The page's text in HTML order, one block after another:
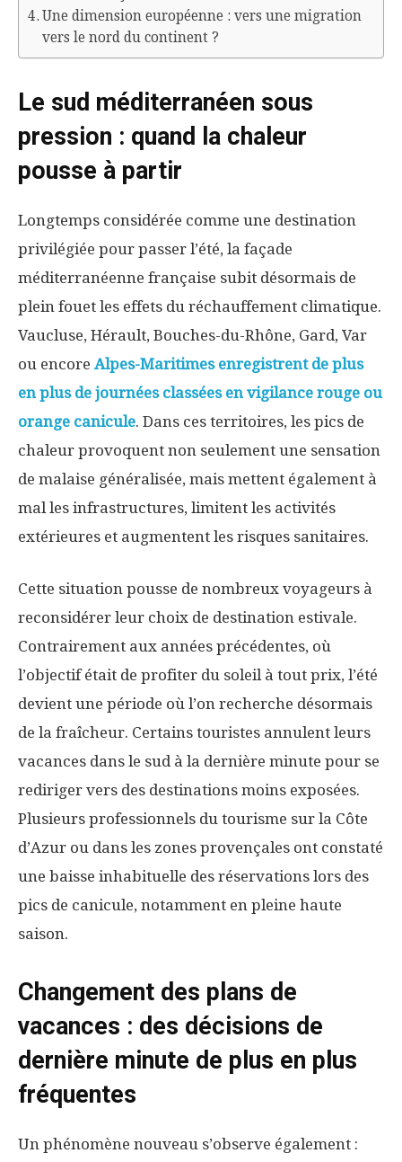
Une dimension européenne : vers une migration
vers le nord du continent ?
Le sud méditerranéen sous
pression : quand la chaleur
pousse à partir
Longtemps considérée comme une destination
privilégiée pour passer l’été, la façade
méditerranéenne française subit désormais de
plein fouet les effets du réchauffement climatique.
Vaucluse, Hérault, Bouches-du-Rhône, Gard, Var
ou encore Alpes-Maritimes enregistrent de plus
en plus de journées classées en vigilance rouge ou
orange canicule. Dans ces territoires, les pics de
chaleur provoquent non seulement une sensation
de malaise généralisée, mais mettent également à
mal les infrastructures, limitent les activités
extérieures et augmentent les risques sanitaires.
Cette situation pousse de nombreux voyageurs à
reconsidérer leur choix de destination estivale.
Contrairement aux années précédentes, où
l’objectif était de profiter du soleil à tout prix, l’été
devient une période où l’on recherche désormais
de la fraîcheur. Certains touristes annulent leurs
vacances dans le sud à la dernière minute pour se
rediriger vers des destinations moins exposées.
Plusieurs professionnels du tourisme sur la Côte
d’Azur ou dans les zones provençales ont constaté
une baisse inhabituelle des réservations lors des
pics de canicule, notamment en pleine haute
saison.
Changement des plans de
vacances : des décisions de
dernière minute de plus en plus
fréquentes
Un phénomène nouveau s’observe également :